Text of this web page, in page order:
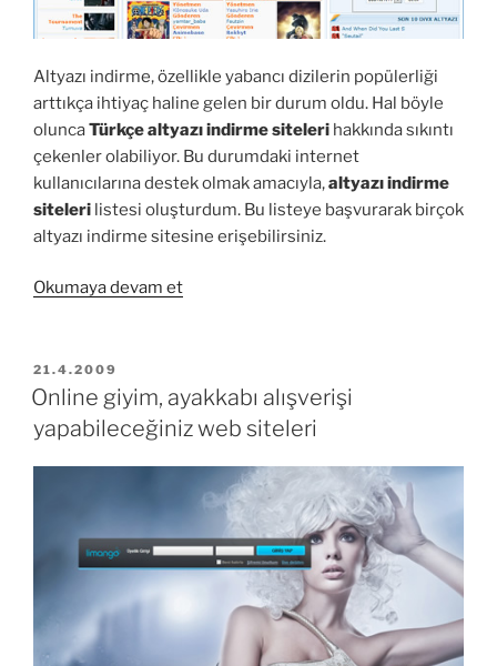
Altyazı indirme, özellikle yabancı dizilerin popülerliği
arttıkça ihtiyaç haline gelen bir durum oldu. Hal böyle
oluncaTürkçe altyazı indirme siteleri hakkında sıkıntı
çekenler olabiliyor. Bu durumdaki internet
kullanıcılarına destek olmak amacıyla,altyazı indirme
siteleri listesi oluşturdum. Bu listeye başvurarak birçok
altyazı indirme sitesine erişebilirsiniz.
Okumaya devam et“Türkçe
YAYIM
TARIHI
21.4.2009
Online giyim, ayakkabı alışverişi
yapabileceğiniz web siteleri